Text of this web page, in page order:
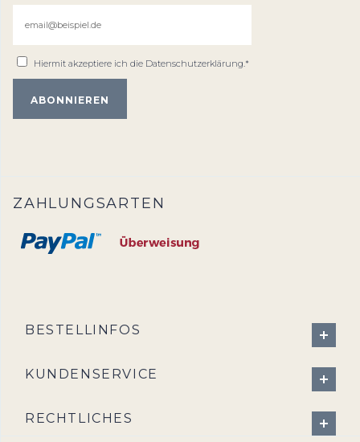
Hiermit akzeptiere ich die Datenschutzerklärung.*
ZAHLUNGSARTEN
BESTELLINFOS
KUNDENSERVICE
RECHTLICHES